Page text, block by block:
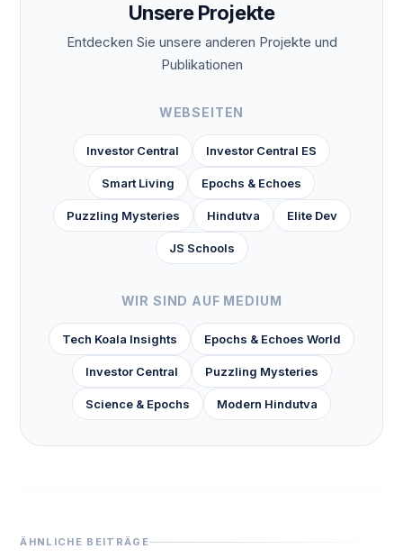
Unsere Projekte
Entdecken Sie unsere anderen Projekte und
Publikationen
WEBSEITEN
Investor Central Investor Central ES
Smart Living Epochs & Echoes
Puzzling Mysteries Hindutva Elite Dev
JS Schools
WIR SIND AUF MEDIUM
Tech Koala Insights Epochs & Echoes World
Investor Central Puzzling Mysteries
Science & Epochs Modern Hindutva
ÄHNLICHE BEITRÄGE